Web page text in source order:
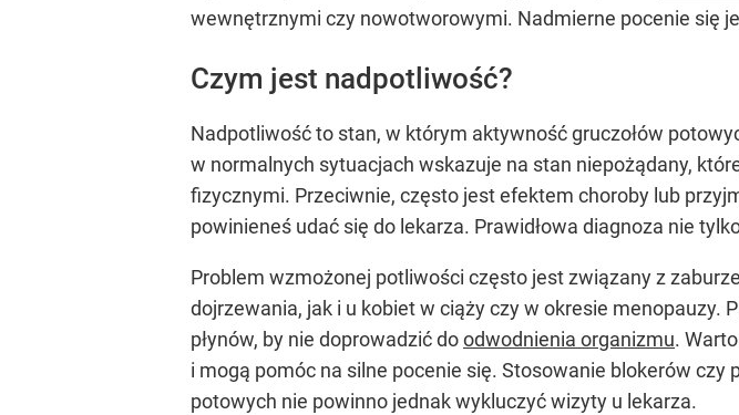
wewnętrznymi czy nowotworowymi. Nadmierne pocenie się
Czym jest nadpotliwość?
Nadpotliwość to stan, w którym aktywność gruczołów
w normalnych sytuacjach wskazuje na stan niepożądany,
fizycznymi. Przeciwnie, często jest efektem choroby lub
powinieneś udać się do lekarza. Prawidłowa diagnoza nie
Problem wzmożonej potliwości często jest związany z
dojrzewania, jak i u kobiet w ciąży czy w okresie
płynów, by nie doprowadzić doodwodnienia organizmu.
i mogą pomóc na silne pocenie się. Stosowanie blokerów
potowych nie powinno jednak wykluczyć wizyty u lekarza.